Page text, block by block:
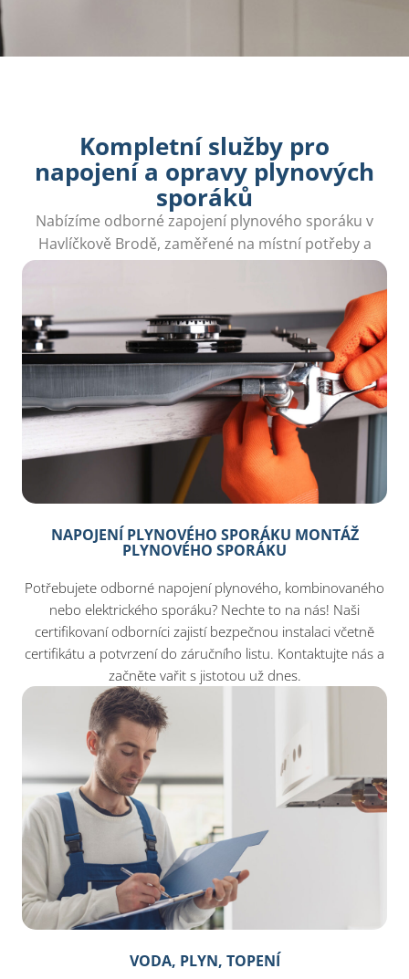
Kompletní služby pro
napojení a opravy plynových
sporáků
Nabízíme odborné zapojení plynového sporáku v
Havlíčkově Brodě, zaměřené na místní potřeby a
bezpečné používání kuchyňských spotřebičů.
NAPOJENÍ PLYNOVÉHO SPORÁKU MONTÁŽ
PLYNOVÉHO SPORÁKU
Potřebujete odborné napojení plynového, kombinovaného
nebo elektrického sporáku? Nechte to na nás! Naši
certifikovaní odborníci zajistí bezpečnou instalaci včetně
certifikátu a potvrzení do záručního listu. Kontaktujte nás a
začněte vařit s jistotou už dnes.
VODA, PLYN, TOPENÍ